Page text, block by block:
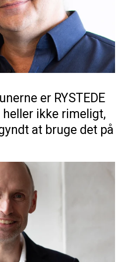
er RYSTEDE
heller ikke rimeligt,
at bruge det på